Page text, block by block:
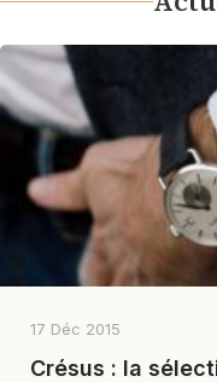
17 Déc 2015
Crésus : la